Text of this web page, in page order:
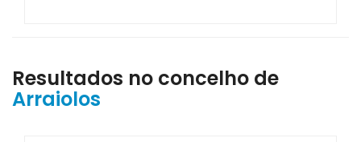
Resultados no concelho de
Arraiolos